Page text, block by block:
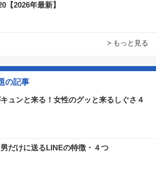
【2026年最新】
> もっと見る
の記事
ュンと来る！女性のグッと来るしぐさ４
だけに送るLINEの特徴・４つ